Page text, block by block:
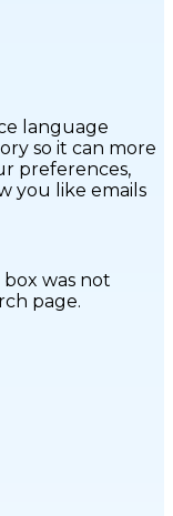
language
so it can more
preferences,
you like emails
box was not
page.